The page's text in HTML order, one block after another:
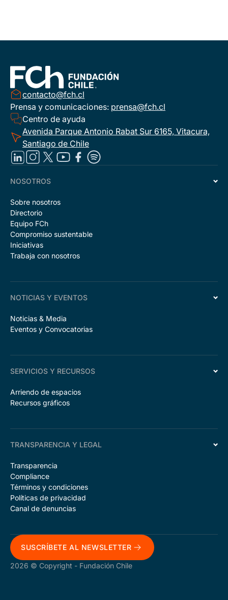
contacto@fch.cl
Prensa y comunicaciones: prensa@fch.cl
Centro de ayuda
Avenida Parque Antonio Rabat Sur 6165, Vitacura,
Santiago de Chile
NOSOTROS
Sobre nosotros
Directorio
Equipo FCh
Compromiso sustentable
Iniciativas
Trabaja con nosotros
NOTICIAS Y EVENTOS
Noticias & Media
Eventos y Convocatorias
SERVICIOS Y RECURSOS
Arriendo de espacios
Recursos gráficos
TRANSPARENCIA Y LEGAL
Transparencia
Compliance
Términos y condiciones
Políticas de privacidad
Canal de denuncias
SUSCRÍBETE AL NEWSLETTER
2026 © Copyright - Fundación Chile